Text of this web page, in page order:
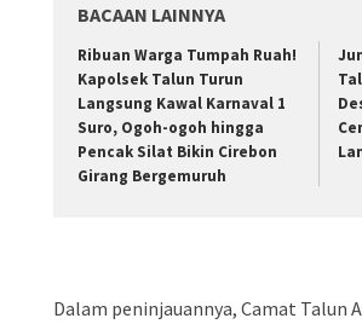
BACAAN LAINNYA
Ribuan Warga Tumpah Ruah!
Kapolsek Talun Turun
Langsung Kawal Karnaval 1
Suro, Ogoh-ogoh hingga
Pencak Silat Bikin Cirebon
Girang Bergemuruh
Dalam peninjauannya, Camat Talun